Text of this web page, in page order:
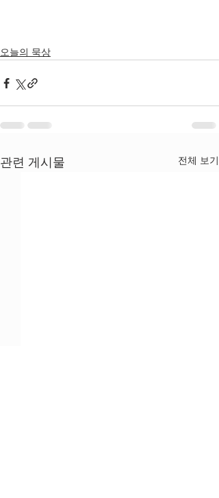
오늘의 묵상
관련 게시물 전체 보기